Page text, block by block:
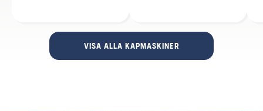
VISA ALLA KAPMASKINER